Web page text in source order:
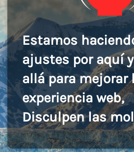
Estamos
ajustes por aquí
allá para mejorar
experiencia web,
Disculpen las